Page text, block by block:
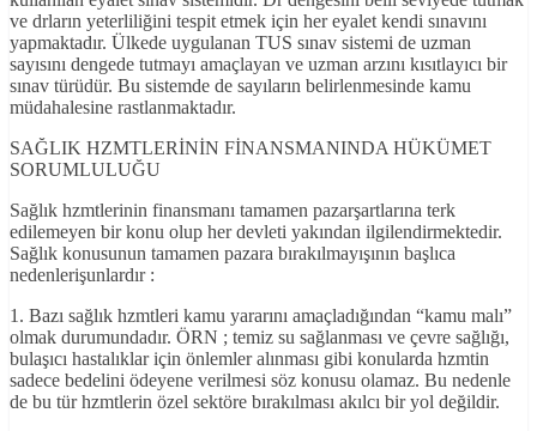
ve drların yeterliliğini tespit etmek için her eyalet kendi sınavını
yapmaktadır. Ülkede uygulanan TUS sınav sistemi de uzman
sayısını dengede tutmayı amaçlayan ve uzman arzını kısıtlayıcı bir
sınav türüdür. Bu sistemde de sayıların belirlenmesinde kamu
müdahalesine rastlanmaktadır.
SAĞLIK HZMTLERİNİN FİNANSMANINDA HÜKÜMET
SORUMLULUĞU
Sağlık hzmtlerinin finansmanı tamamen pazarşartlarına terk
edilemeyen bir konu olup her devleti yakından ilgilendirmektedir.
Sağlık konusunun tamamen pazara bırakılmayışının başlıca
nedenlerişunlardır :
1. Bazı sağlık hzmtleri kamu yararını amaçladığından “kamu malı”
olmak durumundadır. ÖRN ; temiz su sağlanması ve çevre sağlığı,
bulaşıcı hastalıklar için önlemler alınması gibi konularda hzmtin
sadece bedelini ödeyene verilmesi söz konusu olamaz. Bu nedenle
de bu tür hzmtlerin özel sektöre bırakılması akılcı bir yol değildir.